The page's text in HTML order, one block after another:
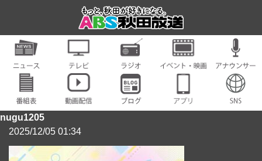
nugu1205
2025/12/05 01:34